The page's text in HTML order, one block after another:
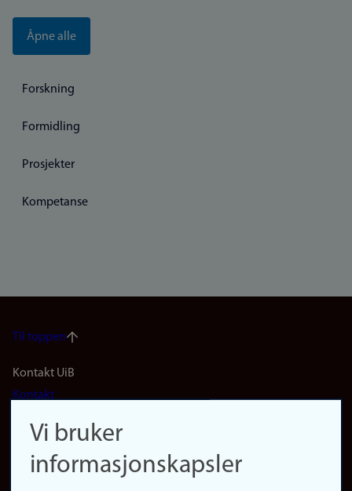
Åpne alle
Forskning
Formidling
Prosjekter
Kompetanse
Til toppen
Footer
(no)
Kontakt UiB
Kontakt
Finn forsker
Presse
Vi bruker
informasjonskapsler